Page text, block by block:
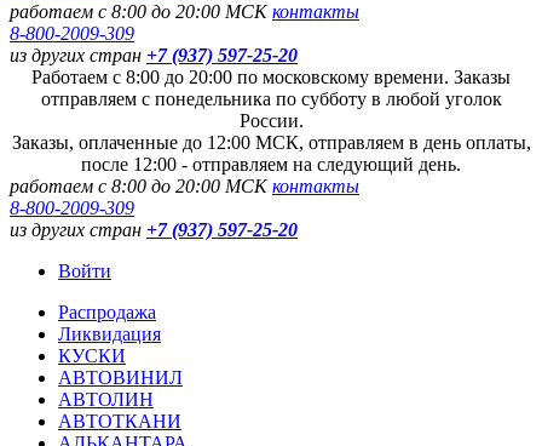
работаем с 8:00 до 20:00 МСКконтакты
8-800-2009-309
из других стран +7 (937) 597-25-20
Работаем с 8:00 до 20:00 по московскому времени. Заказы
отправляем с понедельника по субботу в любой уголок
России.
Заказы, оплаченные до 12:00 МСК, отправляем в день оплаты,
после 12:00 - отправляем на следующий день.
работаем с 8:00 до 20:00 МСКконтакты
8-800-2009-309
из других стран +7 (937) 597-25-20
Войти
Распродажа
Ликвидация
КУСКИ
АВТОВИНИЛ
АВТОЛИН
АВТОТКАНИ